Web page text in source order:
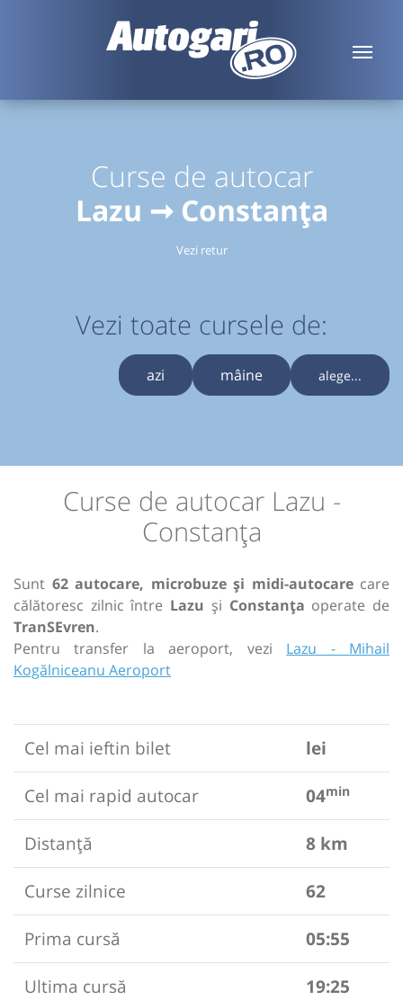
Curse de autocar
Lazu ➞ Constanța
Vezi retur
Vezi toate cursele de:
azi mâine alege...
Curse de autocar Lazu -
Constanța
Sunt 62 autocare, microbuze și midi-autocarecare
călătoresc zilnic între Lazu și Constanța operate de
TranSEvren.
Pentru transfer la aeroport, vezi Lazu - Mihail
Kogălniceanu Aeroport
Cel mai ieftin bilet
lei
Cel mai rapid autocar
04min
Distanță
8 km
Curse zilnice
62
Prima cursă
05:55
Ultima cursă
19:25